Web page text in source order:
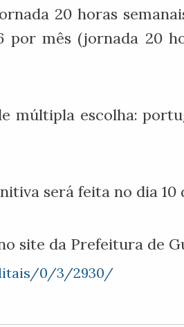
20 horas
por mês (jornada 20
múltipla escolha:
será feita no dia 10
site da Prefeitura de
0/3/2930/